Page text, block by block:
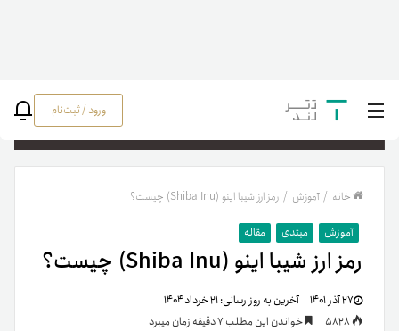
ورود / ثبت‌نام
خانه / آموزش / رمز ارز شیبا اینو (Shiba Inu) چیست؟
آموزش مبتدی مقاله
رمز ارز شیبا اینو (Shiba Inu) چیست؟
۲۷ آذر ۱۴۰۱ آخرین به روز رسانی:۲۱ خرداد ۱۴۰۴
خواندن این مطلب 7 دقیقه زمان میبرد